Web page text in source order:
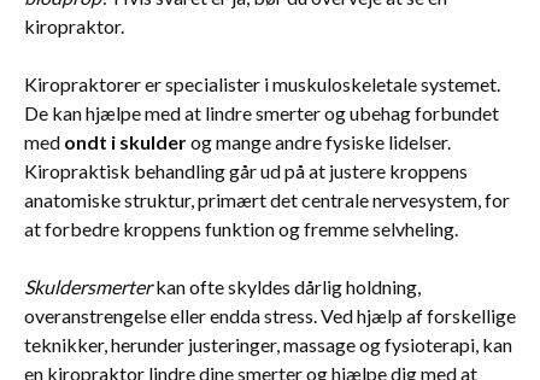
kiropraktor.
Kiropraktorer er specialister i muskuloskeletale systemet.
De kan hjælpe med at lindre smerter og ubehag forbundet
med ondt i skulderog mange andre fysiske lidelser.
Kiropraktisk behandling går ud på at justere kroppens
anatomiske struktur, primært det centrale nervesystem, for
at forbedre kroppens funktion og fremme selvheling.
Skuldersmerterkan ofte skyldes dårlig holdning,
overanstrengelse eller endda stress. Ved hjælp af forskellige
teknikker, herunder justeringer, massage og fysioterapi, kan
en kiropraktor lindre dine smerter og hjælpe dig med at